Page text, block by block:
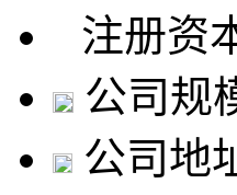
注册资
公司规
公司地